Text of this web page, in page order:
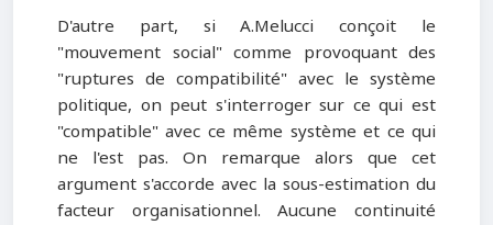
D'autre part, si A.Melucci conçoit le
"mouvement social" comme provoquant des
"ruptures de compatibilité" avec le système
politique, on peut s'interroger sur ce qui est
"compatible" avec ce même système et ce qui
ne l'est pas. On remarque alors que cet
argument s'accorde avec la sous-estimation du
facteur organisationnel. Aucune continuité